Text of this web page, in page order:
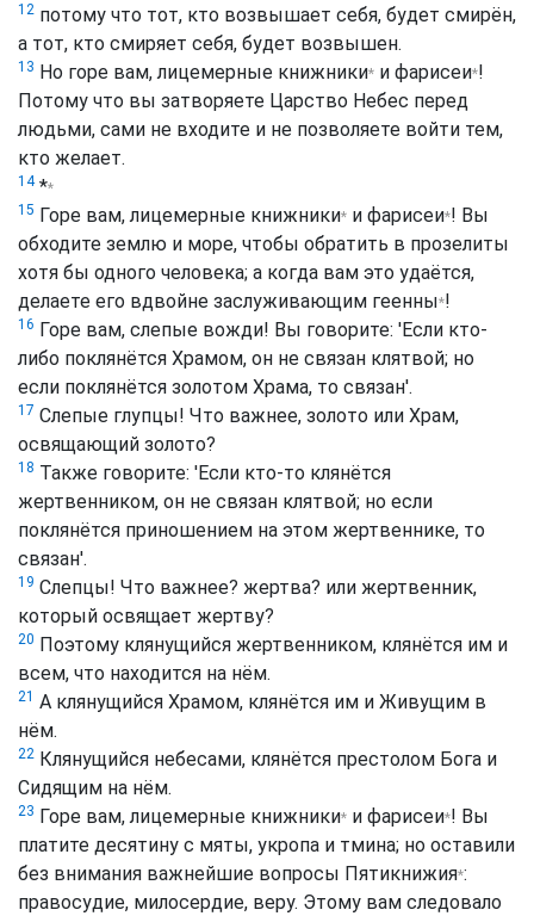
12 потому что тот, кто возвышает себя, будет смирён,
а тот, кто смиряет себя, будет возвышен.
13 Но горе вам, лицемерные книжники* и фарисеи*!
Потому что вы затворяете Царство Небес перед
людьми, сами не входите и не позволяете войти тем,
кто желает.
14 **
15 Горе вам, лицемерные книжники* и фарисеи*! Вы
обходите землю и море, чтобы обратить в прозелиты
хотя бы одного человека; а когда вам это удаётся,
делаете его вдвойне заслуживающим геенны*!
16 Горе вам, слепые вожди! Вы говорите: 'Если кто-
либо поклянётся Храмом, он не связан клятвой; но
если поклянётся золотом Храма, то связан'.
17 Слепые глупцы! Что важнее, золото или Храм,
освящающий золото?
18 Также говорите: 'Если кто-то клянётся
жертвенником, он не связан клятвой; но если
поклянётся приношением на этом жертвеннике, то
связан'.
19 Слепцы! Что важнее? жертва? или жертвенник,
который освящает жертву?
20 Поэтому клянущийся жертвенником, клянётся им и
всем, что находится на нём.
21 А клянущийся Храмом, клянётся им и Живущим в
нём.
22 Клянущийся небесами, клянётся престолом Бога и
Сидящим на нём.
23 Горе вам, лицемерные книжники* и фарисеи*! Вы
платите десятину с мяты, укропа и тмина; но оставили
без внимания важнейшие вопросы Пятикнижия*:
правосудие, милосердие, веру. Этому вам следовало